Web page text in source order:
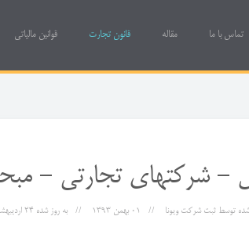
تماس با ما مقاله قانون تجارت قوانین مالیاتی
- شركتهای تجارتی -
شده توسطثبت شرکت ویونا 01 بهمن 1393 به روز شده 24 ارديبهشت 1396